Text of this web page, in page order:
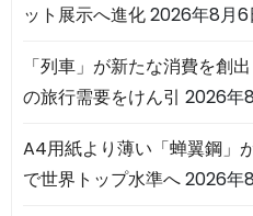
ット展示へ進化2026年8月6
「列車」が新たな消費を創
の旅行需要をけん引 2026年
A4用紙より薄い「蝉翼鋼
で世界トップ水準へ2026年